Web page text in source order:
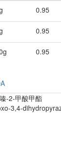
0.95
0.95
0.95
-2-甲酸甲酯
3,4-